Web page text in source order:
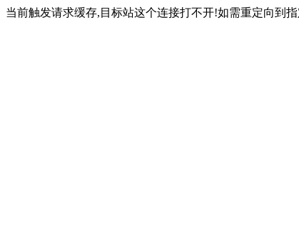
当前触发请求缓存,目标站这个连接打不开!如需重定向到